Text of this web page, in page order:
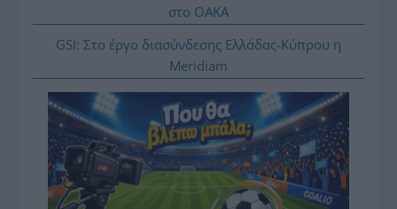
στο ΟΑΚΑ
GSI: Στο έργο διασύνδεσης Ελλάδας-Κύπρου η
Meridiam